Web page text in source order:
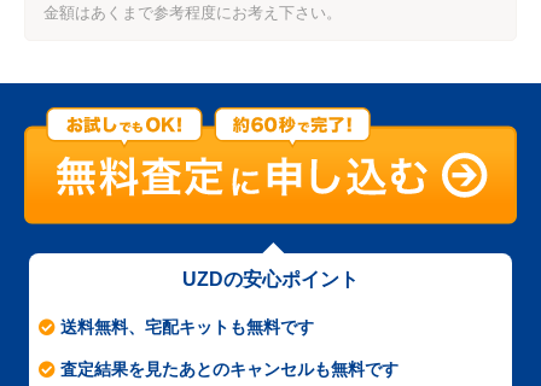
金額はあくまで参考程度にお考え下さい。
UZDの安心ポイント
送料無料、宅配キットも無料です
査定結果を見たあとのキャンセルも無料です